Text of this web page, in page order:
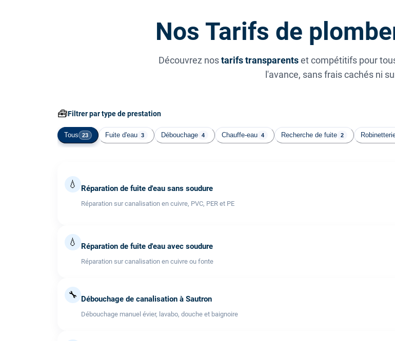
Nos Tarifs de
Découvrez nostarifs transparentset compétitifs pour
l'avance, sans frais cachés ni
🧰Filtrer par type de prestation
Tous 23 Fuite d'eau 3 Débouchage 4 Chauffe-eau 4 Recherche de fuite 2
💧 Réparation de fuite d'eau sans soudure
Réparation sur canalisation en cuivre, PVC, PER et PE
💧 Réparation de fuite d'eau avec soudure
Réparation sur canalisation en cuivre ou fonte
🔧 Débouchage de canalisation à Sautron
Débouchage manuel évier, lavabo, douche et baignoire